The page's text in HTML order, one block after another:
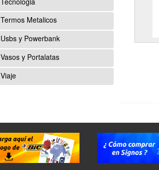
Termos Metalicos
Usbs y Powerbank
Vasos y Portalatas
Viaje